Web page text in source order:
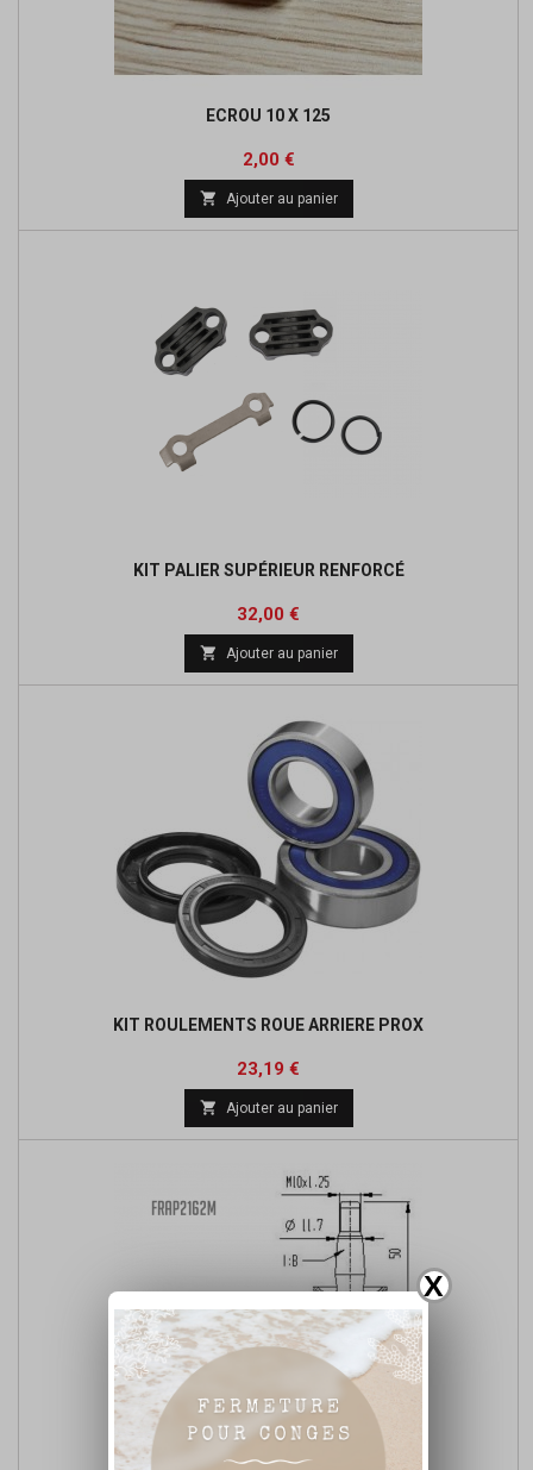
X
ECROU 10 X 125
Prix
2,00 €
 Ajouter au panier
KIT PALIER SUPÉRIEUR RENFORCÉ
Prix
32,00 €
base
 Ajouter au panier
KIT ROULEMENTS ROUE ARRIERE PROX
Prix
23,19 €
base
 Ajouter au panier